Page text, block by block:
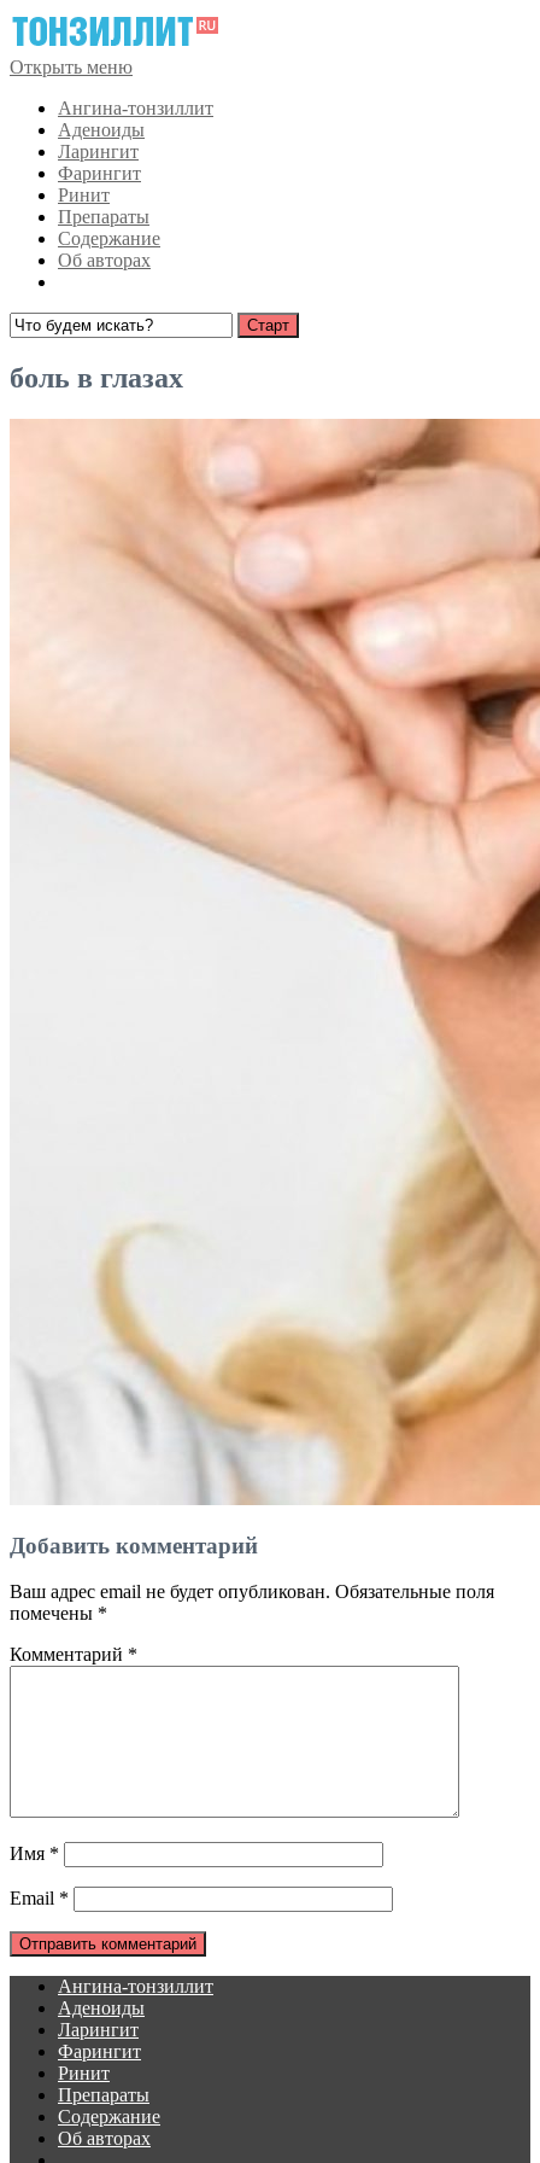
Открыть меню
Ангина-тонзиллит
Аденоиды
Ларингит
Фарингит
Ринит
Препараты
Содержание
Об авторах
боль в глазах
Добавить комментарий
Ваш адрес email не будет опубликован. Обязательные поля
помечены *
Комментарий *
Имя *
Email *
Ангина-тонзиллит
Аденоиды
Ларингит
Фарингит
Ринит
Препараты
Содержание
Об авторах